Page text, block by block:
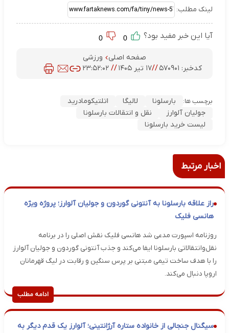
لینک مطلب:
آیا این خبر مفید بود؟
صفحه اصلی
ورزشی
کدخبر: ۵۷۰۹۰۱ //۱۷ تیر ۱۴۰۵ //۲۳:۵۲:۰۲
برچسب ها: بارسلونا لالیگا
اتلتیکومادرید
جولیان آلوارز
نقل و انتقالات بارسلونا
لیست خرید بارسلونا
اخبار مرتبط
راز علاقه بارسلونا به آنتونی گوردون و جولیان آلوارز؛ پروژه ویژه
هانسی فلیک
روزنامه اسپورت مدعی شد هانسی فلیک نقش اصلی را در برنامه
نقل‌وانتقالاتی بارسلونا ایفا می‌کند و جذب آنتونی گوردون و جولیان آلوارز
را با هدف ساخت تیمی مبتنی بر پرس سنگین و رقابت در لیگ قهرمانان
اروپا دنبال می‌کند.
ادامه مطلب
سیگنال جنجالی از خانواده ستاره آرژانتینی؛ آلوارز یک قدم دیگر به